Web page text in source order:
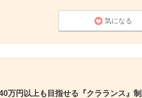
気になる
万円以上も目指せる『クラランス』